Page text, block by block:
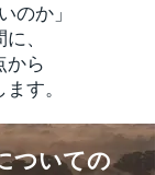
のか」
、
から
す。
ついての